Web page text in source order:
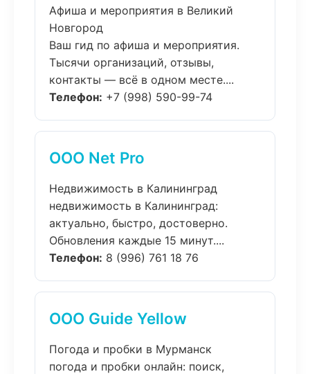
Афиша и мероприятия в Великий
Новгород
Ваш гид по афиша и мероприятия.
Тысячи организаций, отзывы,
контакты — всё в одном месте....
Телефон: +7 (998) 590-99-74
ООО Net Pro
Недвижимость в Калининград
недвижимость в Калининград:
актуально, быстро, достоверно.
Обновления каждые 15 минут....
Телефон: 8 (996) 761 18 76
ООО Guide Yellow
Погода и пробки в Мурманск
погода и пробки онлайн: поиск,